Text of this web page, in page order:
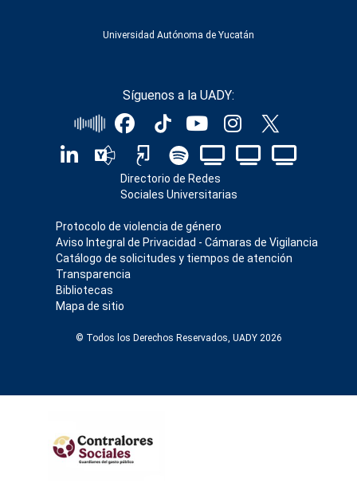
Universidad Autónoma de Yucatán
Síguenos a la UADY:
Directorio de Redes
Sociales Universitarias
Protocolo de violencia de género
Aviso Integral de Privacidad - Cámaras de Vigilancia
Catálogo de solicitudes y tiempos de atención
Transparencia
Bibliotecas
Mapa de sitio
© Todos los Derechos Reservados, UADY 2026